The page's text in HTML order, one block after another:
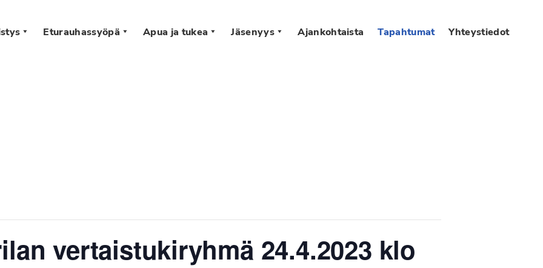
Eturauhassyöpä Apua ja tukea Jäsenyys Ajankohtaista Tapahtumat Yhteystiedot
vertaistukiryhmä 24.4.2023 klo